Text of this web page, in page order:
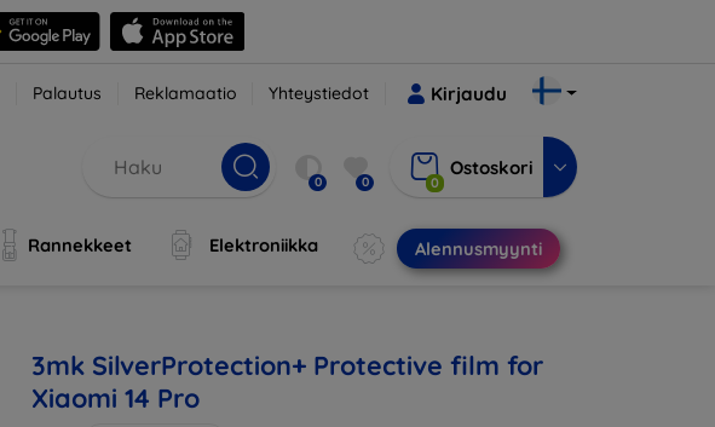
Palautus Reklamaatio Yhteystiedot Kirjaudu
0 0 0
Ostoskori
Rannekkeet Elektroniikka Alennusmyynti
3mk SilverProtection+ Protective film for
Xiaomi 14 Pro